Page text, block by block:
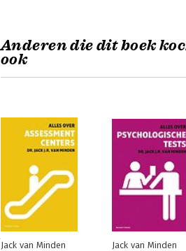
Anderen die dit boek
ook
Jack van Minden Jack van Minden